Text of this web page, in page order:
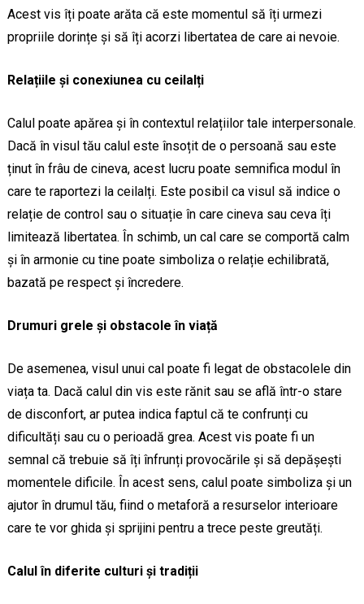
Acest vis îți poate arăta că este momentul să îți urmezi
propriile dorințe și să îți acorzi libertatea de care ai nevoie.
Relațiile și conexiunea cu ceilalți
Calul poate apărea și în contextul relațiilor tale interpersonale.
Dacă în visul tău calul este însoțit de o persoană sau este
ținut în frâu de cineva, acest lucru poate semnifica modul în
care te raportezi la ceilalți. Este posibil ca visul să indice o
relație de control sau o situație în care cineva sau ceva îți
limitează libertatea. În schimb, un cal care se comportă calm
și în armonie cu tine poate simboliza o relație echilibrată,
bazată pe respect și încredere.
Drumuri grele și obstacole în viață
De asemenea, visul unui cal poate fi legat de obstacolele din
viața ta. Dacă calul din vis este rănit sau se află într-o stare
de disconfort, ar putea indica faptul că te confrunți cu
dificultăți sau cu o perioadă grea. Acest vis poate fi un
semnal că trebuie să îți înfrunți provocările și să depășești
momentele dificile. În acest sens, calul poate simboliza și un
ajutor în drumul tău, fiind o metaforă a resurselor interioare
care te vor ghida și sprijini pentru a trece peste greutăți.
Calul în diferite culturi și tradiții